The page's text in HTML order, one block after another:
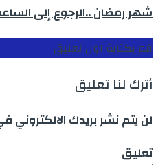
شهر رمضان ..الرجوع إلى الساعة
قم بكتابة اول تعليق
أترك لنا تعليق
لن يتم نشر بريدك الالكتروني
تعليق